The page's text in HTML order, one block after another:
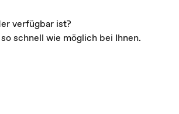
verfügbar ist?
schnell wie möglich bei Ihnen.